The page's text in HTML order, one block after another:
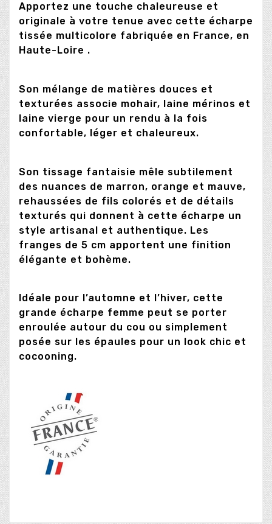
Apportez une touche chaleureuse et
originale à votre tenue avec cette écharpe
tissée multicolore fabriquée en France, en
Haute-Loire .
Son mélange de matières douces et
texturées associe mohair, laine mérinos et
laine vierge pour un rendu à la fois
confortable, léger et chaleureux.
Son tissage fantaisie mêle subtilement
des nuances de marron, orange et mauve,
rehaussées de fils colorés et de détails
texturés qui donnent à cette écharpe un
style artisanal et authentique. Les
franges de 5 cm apportent une finition
élégante et bohème.
Idéale pour l’automne et l’hiver, cette
grande écharpe femme peut se porter
enroulée autour du cou ou simplement
posée sur les épaules pour un look chic et
cocooning.